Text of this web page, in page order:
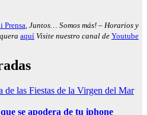
Prensa, Juntos… Somos más! – Horarios y
aquí Visite nuestro canal de Youtube
de las Fiestas de la Virgen del Mar
se apodera de tu iphone